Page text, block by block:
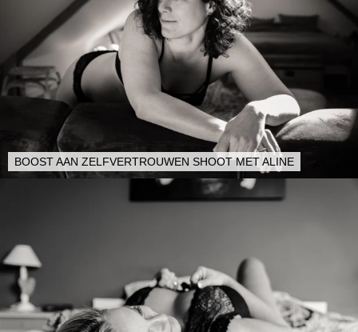
BOOST AAN ZELFVERTROUWEN SHOOT MET ALINE